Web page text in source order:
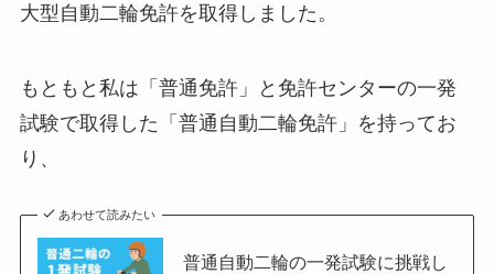
大型自動二輪免許を取得しました。
もともと私は「普通免許」と免許センターの一発
試験で取得した「普通自動二輪免許」を持ってお
り、
あわせて読みたい
普通自動二輪の一発試験に挑戦し